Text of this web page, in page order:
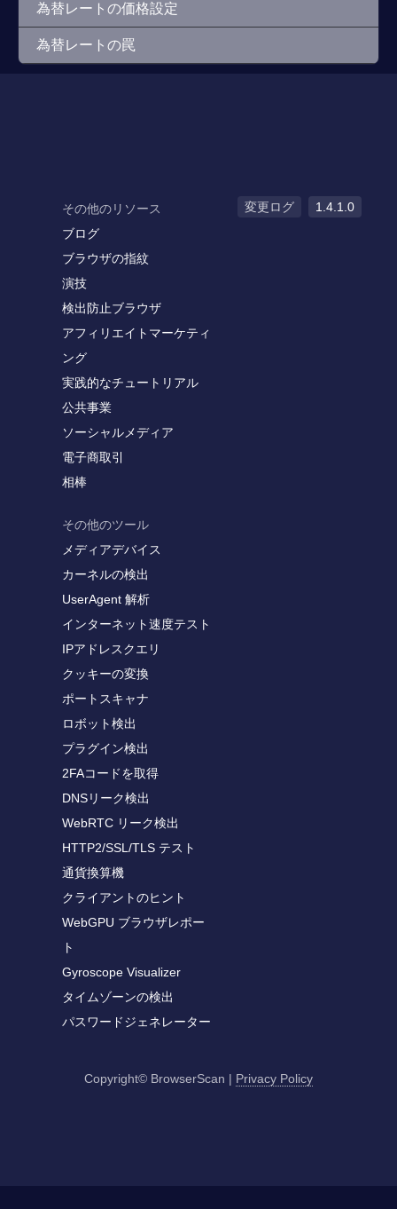
為替レートの価格設定
為替レートの罠
その他のリソース
ブログ
ブラウザの指紋
演技
検出防止ブラウザ
アフィリエイトマーケティ
ング
実践的なチュートリアル
公共事業
ソーシャルメディア
電子商取引
相棒
その他のツール
メディアデバイス
カーネルの検出
UserAgent 解析
インターネット速度テスト
IPアドレスクエリ
クッキーの変換
ポートスキャナ
ロボット検出
プラグイン検出
2FAコードを取得
DNSリーク検出
WebRTC リーク検出
HTTP2/SSL/TLS テスト
通貨換算機
クライアントのヒント
WebGPU ブラウザレポー
ト
Gyroscope Visualizer
タイムゾーンの検出
パスワードジェネレーター
変更ログ 1.4.1.0
Copyright© BrowserScan | Privacy Policy